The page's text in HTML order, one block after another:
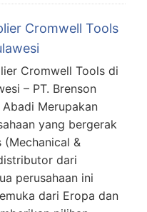
Cromwell Tools
Cromwell Tools di
– PT. Brenson
Merupakan
yang bergerak
&
dari
perusahaan ini
dari Eropa dan